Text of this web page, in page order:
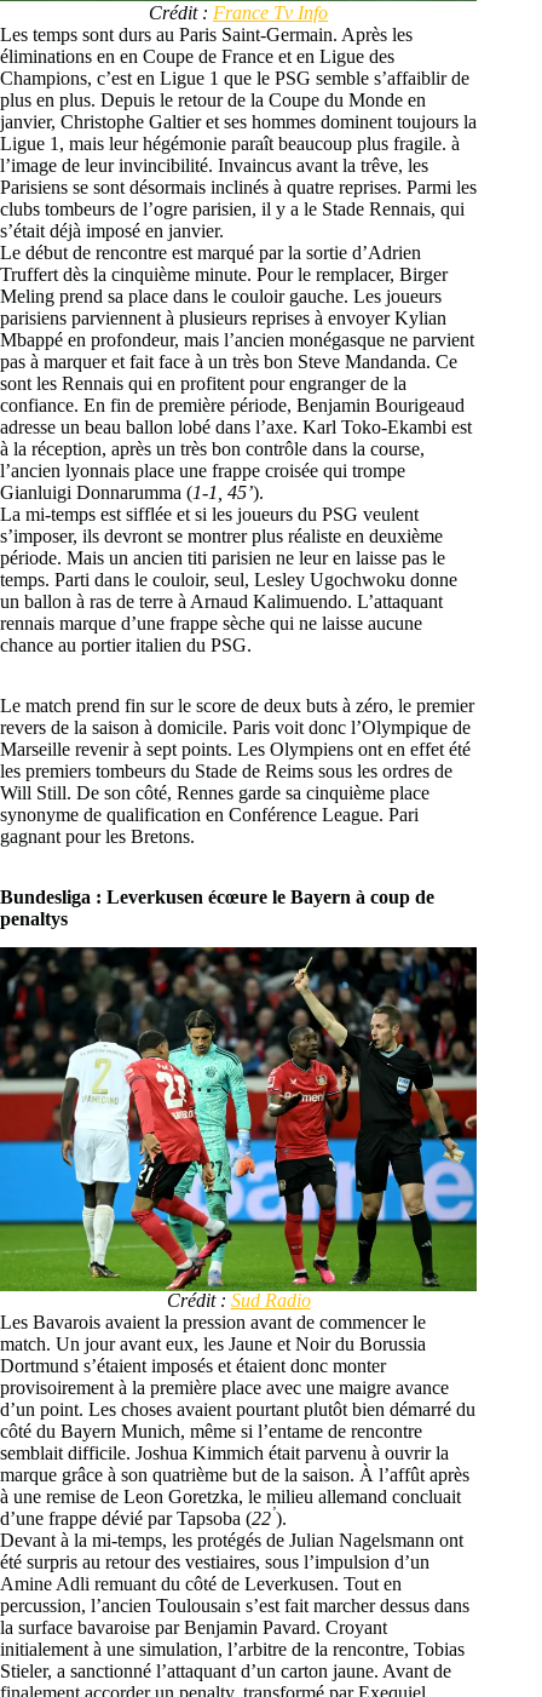
Crédit : France Tv Info
Les temps sont durs au Paris Saint-Germain. Après les
éliminations en en Coupe de France et en Ligue des
Champions, c’est en Ligue 1 que le PSG semble s’affaiblir de
plus en plus. Depuis le retour de la Coupe du Monde en
janvier, Christophe Galtier et ses hommes dominent toujours la
Ligue 1, mais leur hégémonie paraît beaucoup plus fragile. à
l’image de leur invincibilité. Invaincus avant la trêve, les
Parisiens se sont désormais inclinés à quatre reprises. Parmi les
clubs tombeurs de l’ogre parisien, il y a le Stade Rennais, qui
s’était déjà imposé en janvier.
Le début de rencontre est marqué par la sortie d’Adrien
Truffert dès la cinquième minute. Pour le remplacer, Birger
Meling prend sa place dans le couloir gauche. Les joueurs
parisiens parviennent à plusieurs reprises à envoyer Kylian
Mbappé en profondeur, mais l’ancien monégasque ne parvient
pas à marquer et fait face à un très bon Steve Mandanda. Ce
sont les Rennais qui en profitent pour engranger de la
confiance. En fin de première période, Benjamin Bourigeaud
adresse un beau ballon lobé dans l’axe. Karl Toko-Ekambi est
à la réception, après un très bon contrôle dans la course,
l’ancien lyonnais place une frappe croisée qui trompe
Gianluigi Donnarumma (1-1, 45’).
La mi-temps est sifflée et si les joueurs du PSG veulent
s’imposer, ils devront se montrer plus réaliste en deuxième
période. Mais un ancien titi parisien ne leur en laisse pas le
temps. Parti dans le couloir, seul, Lesley Ugochwoku donne
un ballon à ras de terre à Arnaud Kalimuendo. L’attaquant
rennais marque d’une frappe sèche qui ne laisse aucune
chance au portier italien du PSG.
Le match prend fin sur le score de deux buts à zéro, le premier
revers de la saison à domicile. Paris voit donc l’Olympique de
Marseille revenir à sept points. Les Olympiens ont en effet été
les premiers tombeurs du Stade de Reims sous les ordres de
Will Still. De son côté, Rennes garde sa cinquième place
synonyme de qualification en Conférence League. Pari
gagnant pour les Bretons.
Bundesliga : Leverkusen écœure le Bayern à coup de
penaltys
Crédit : Sud Radio
Les Bavarois avaient la pression avant de commencer le
match. Un jour avant eux, les Jaune et Noir du Borussia
Dortmund s’étaient imposés et étaient donc monter
provisoirement à la première place avec une maigre avance
d’un point. Les choses avaient pourtant plutôt bien démarré du
côté du Bayern Munich, même si l’entame de rencontre
semblait difficile. Joshua Kimmich était parvenu à ouvrir la
marque grâce à son quatrième but de la saison. À l’affût après
à une remise de Leon Goretzka, le milieu allemand concluait
d’une frappe dévié par Tapsoba (22’).
Devant à la mi-temps, les protégés de Julian Nagelsmann ont
été surpris au retour des vestiaires, sous l’impulsion d’un
Amine Adli remuant du côté de Leverkusen. Tout en
percussion, l’ancien Toulousain s’est fait marcher dessus dans
la surface bavaroise par Benjamin Pavard. Croyant
initialement à une simulation, l’arbitre de la rencontre, Tobias
Stieler, a sanctionné l’attaquant d’un carton jaune. Avant de